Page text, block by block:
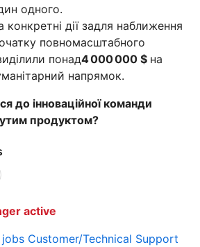
одного.
конкретні дії задля наближення
повномасштабного
понад4 000 000 $ на
напрямок.
до інноваційної команди
продуктом?
active
jobs Customer/Technical Support